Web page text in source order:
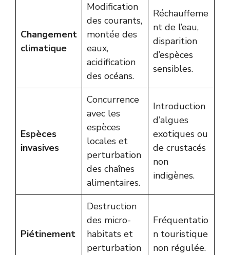
Changement
climatique
Modification
des courants,
montée des
eaux,
acidification
des océans.
Réchauffeme
nt de l’eau,
disparition
d’espèces
sensibles.
Espèces
invasives
Concurrence
avec les
espèces
locales et
perturbation
des chaînes
alimentaires.
Introduction
d’algues
exotiques ou
de crustacés
non
indigènes.
Piétinement
Destruction
des micro-
habitats et
perturbation
Fréquentatio
n touristique
non régulée.